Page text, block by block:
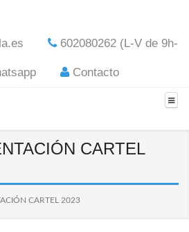
602080262 (L-V de 9h-
Contacto
CARTEL
CARTEL 2023